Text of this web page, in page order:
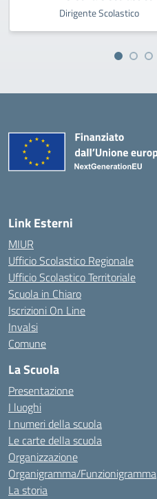
Dirigente Scolastico
Link Esterni
MIUR
Ufficio Scolastico Regionale
Ufficio Scolastico Territoriale
Scuola in Chiaro
Iscrizioni On Line
Invalsi
Comune
La Scuola
Presentazione
I luoghi
I numeri della scuola
Le carte della scuola
Organizzazione
Organigramma/Funzionigramma
La storia